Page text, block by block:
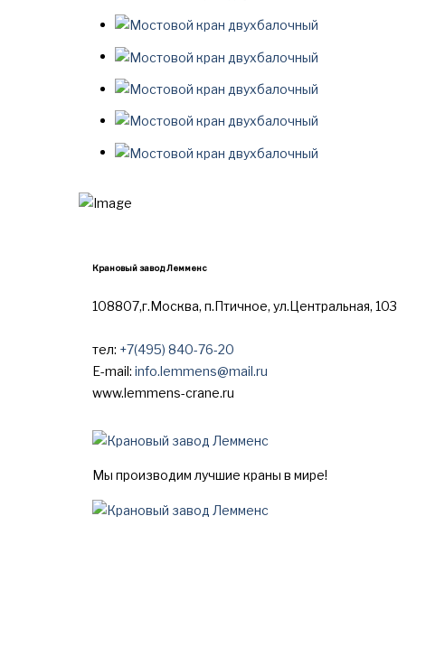
Крановый завод Лемменс
108807,г.Москва, п.Птичное, ул.Центральная, 103
тел: +7(495) 840-76-20
E-mail: info.lemmens@mail.ru
www.lemmens-crane.ru
Мы производим лучшие краны в мире!